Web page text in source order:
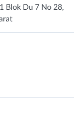
Blok Du 7 No 28,